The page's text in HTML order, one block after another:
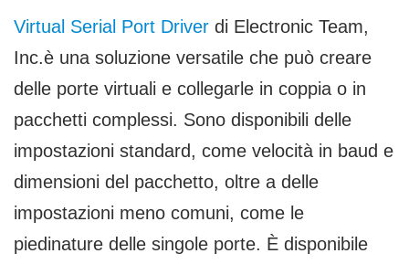
Virtual Serial Port Driver di Electronic Team,
Inc.è una soluzione versatile che può creare
delle porte virtuali e collegarle in coppia o in
pacchetti complessi. Sono disponibili delle
impostazioni standard, come velocità in baud e
dimensioni del pacchetto, oltre a delle
impostazioni meno comuni, come le
piedinature delle singole porte. È disponibile